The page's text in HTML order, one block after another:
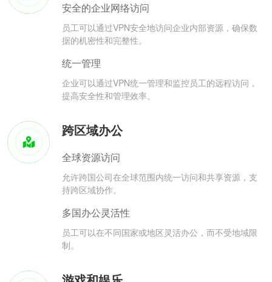
安全的企业网络访问
员工可以通过VPN安全地访问企业内部资源，确保数
据的机密性和完整性。
统一管理
企业可以通过VPN统一管理和监控员工的远程访问，
提高安全性和管理效率。
跨区域办公
全球资源访问
允许跨国公司在全球范围内统一访问和共享资源，支
持跨区域协作。
多国办公灵活性
员工可以在不同国家或地区灵活办公，而不受地域限
制。